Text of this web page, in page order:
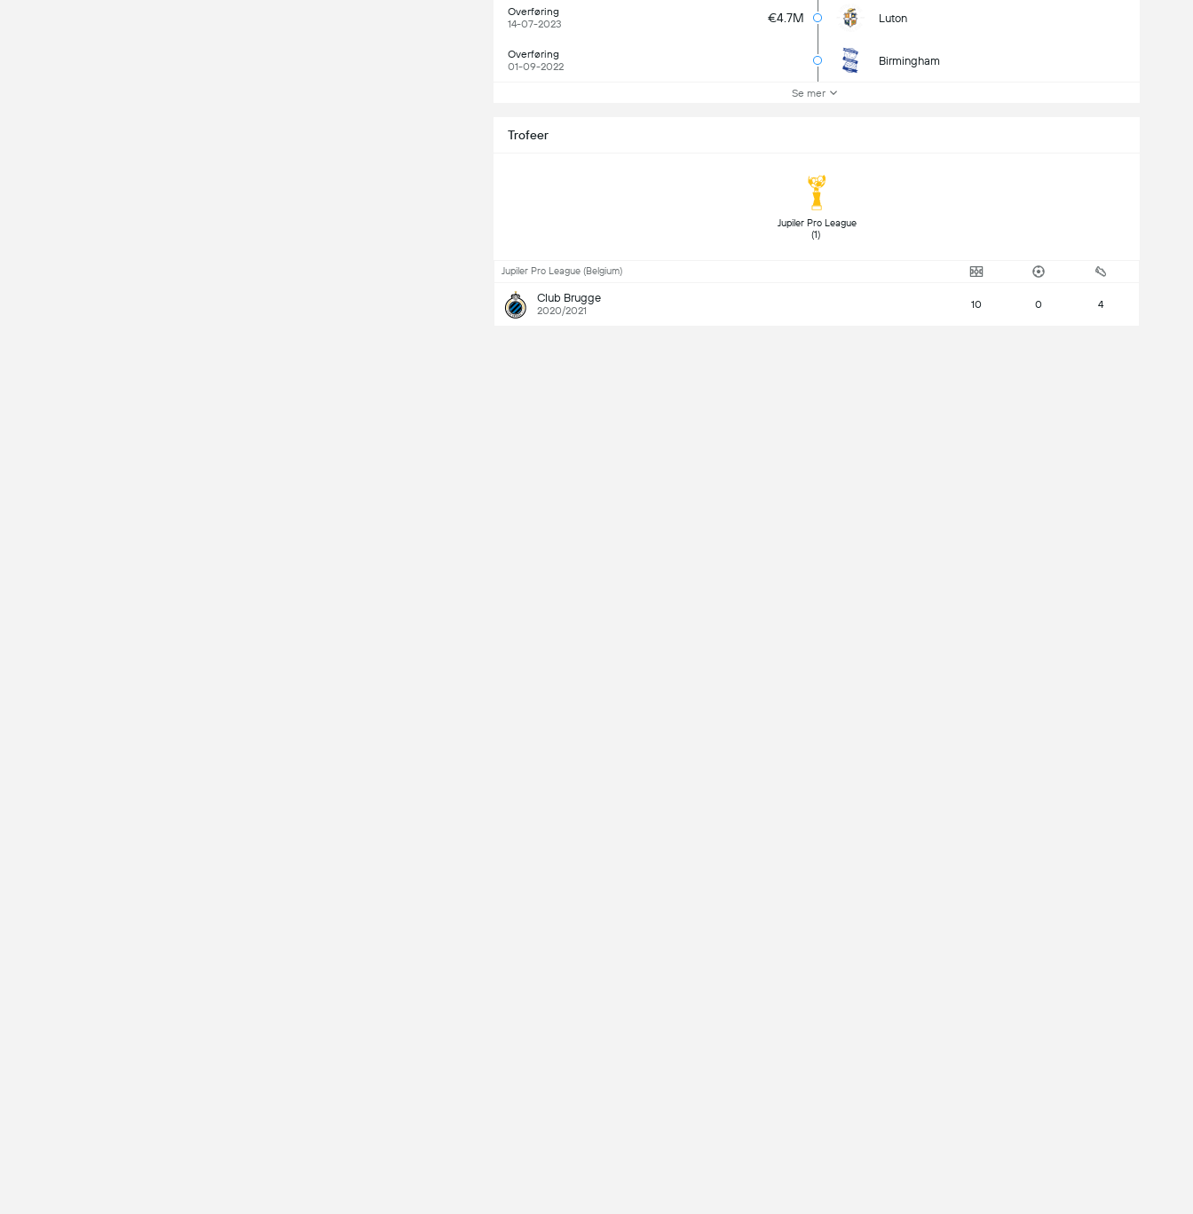
Overføring
14-07-2023
€4.7M Luton
Overføring
01-09-2022
Birmingham
Se mer
Trofeer
Jupiler Pro League
(1)
Jupiler Pro League (Belgium)
Club Brugge
2020/2021 10 0 4